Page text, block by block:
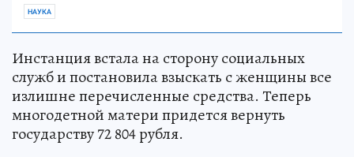
НАУКА
Инстанция встала на сторону социальных
служб и постановила взыскать с женщины все
излишне перечисленные средства. Теперь
многодетной матери придется вернуть
государству 72 804 рубля.